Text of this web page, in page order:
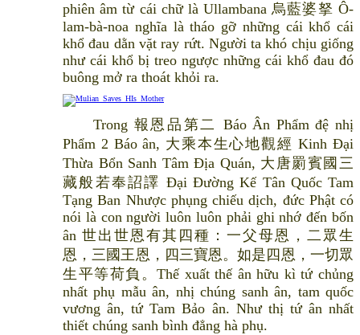
phiên âm từ cái chữ là Ullambana 烏藍婆拏 Ô-
lam-bà-noa nghĩa là tháo gỡ những cái khổ cái
khổ đau dằn vặt ray rứt. Người ta khó chịu giống
như cái khổ bị treo ngược những cái khổ đau đó
buông mở ra thoát khỏi ra.
Trong 報恩品第二 Báo Ân Phẩm đệ nhị
Phẩm 2 Báo ân, 大乘本生心地觀經 Kinh Đại
Thừa Bổn Sanh Tâm Địa Quán, 大唐罽賓國三
藏般若奉詔譯 Đại Đường Kế Tân Quốc Tam
Tạng Ban Nhược phụng chiếu dịch, đức Phật có
nói là con người luôn luôn phải ghi nhớ đến bốn
ân 世出世恩有其四種：一父母恩，二眾生
恩，三國王恩，四三寶恩。如是四恩，一切眾
生平等荷負。Thế xuất thế ân hữu kì tứ chủng
nhất phụ mẫu ân, nhị chúng sanh ân, tam quốc
vương ân, tứ Tam Bảo ân. Như thị tứ ân nhất
thiết chúng sanh bình đẳng hà phụ.